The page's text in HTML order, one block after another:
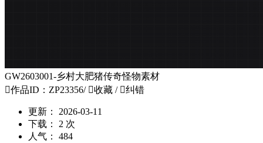
GW2603001-乡村大肥猪传奇怪物素材
作品ID：ZP23356/ 收藏 / 纠错
更新：
2026-03-11
下载：
2 次
人气：
484